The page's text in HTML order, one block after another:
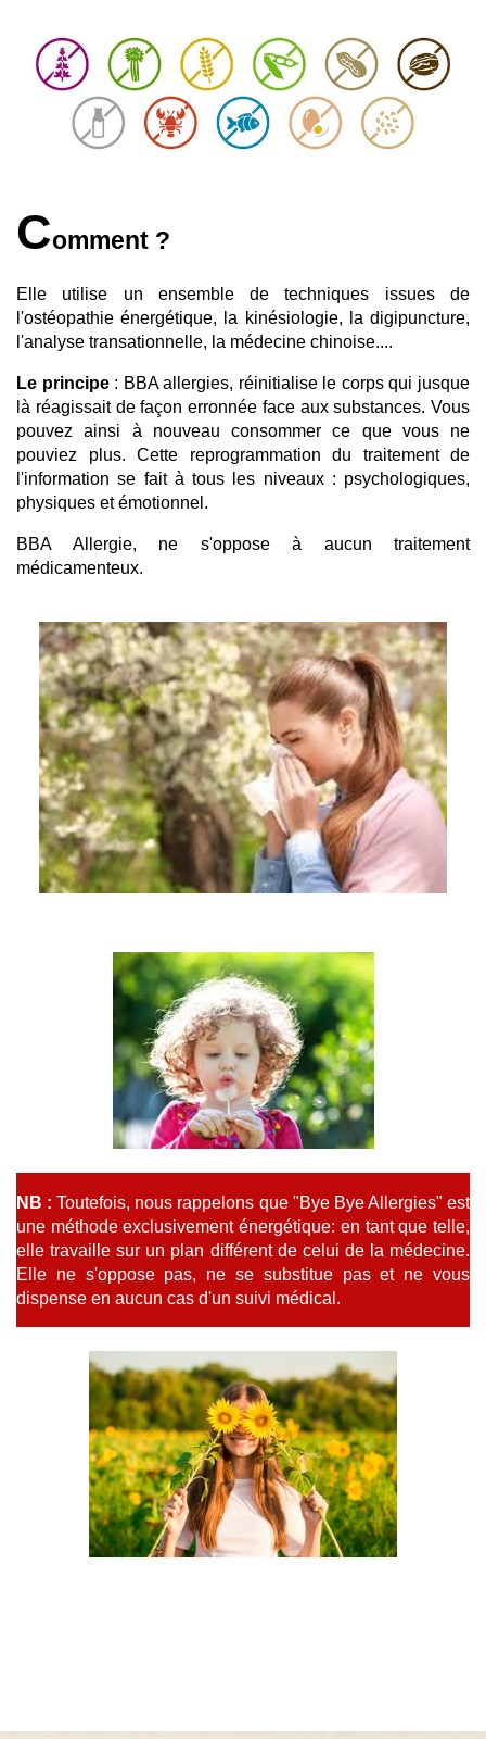
Comment ?
Elle utilise un ensemble de techniques issues de
l'ostéopathie énergétique, la kinésiologie, la digipuncture,
l'analyse transationnelle, la médecine chinoise....
Le principe: BBA allergies, réinitialise le corps qui jusque
là réagissait de façon erronnée face aux substances. Vous
pouvez ainsi à nouveau consommer ce que vous ne
pouviez plus. Cette reprogrammation du traitement de
l'information se fait à tous les niveaux : psychologiques,
physiques et émotionnel.
BBA Allergie, ne s'oppose à aucun traitement
médicamenteux.
NB :Toutefois, nous rappelons que "Bye Bye Allergies" est
une méthode exclusivement énergétique: en tant que telle,
elle travaille sur un plan différent de celui de la médecine.
Elle ne s'oppose pas, ne se substitue pas et ne vous
dispense en aucun cas d'un suivi médical.